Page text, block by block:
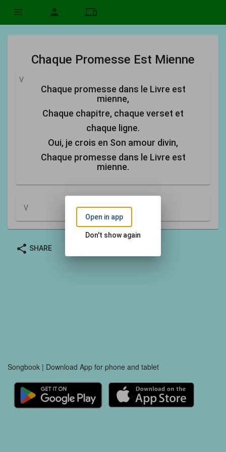
menu person devices
Chaque Promesse Est Mienne
V
Chaque promesse dans le Livre est
mienne,
Chaque chapitre, chaque verset et
chaque ligne.
Oui, je crois en Son amour divin,
Chaque promesse dans le Livre est
mienne.
V
share SHARE
Songbook | Download App for phone and tablet
Open in app
Don't show again